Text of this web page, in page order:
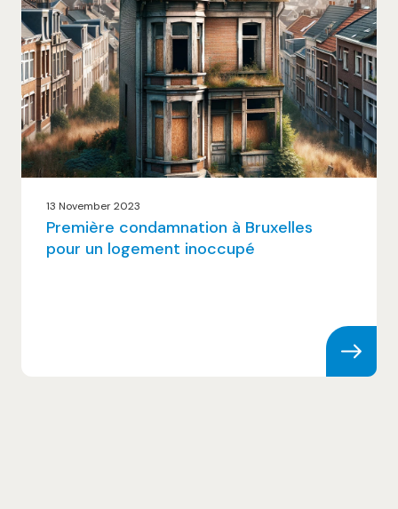
13 November 2023
Première condamnation à Bruxelles
pour un logement inoccupé